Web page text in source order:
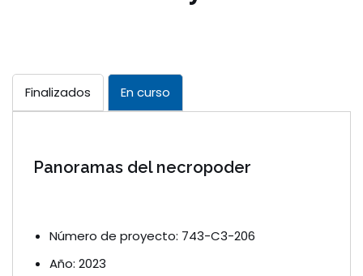
Finalizados En curso
Panoramas del necropoder
Número de proyecto: 743-C3-206
Año: 2023